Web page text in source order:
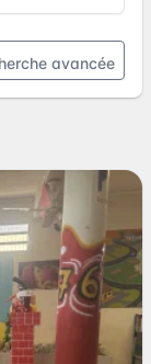
avancée